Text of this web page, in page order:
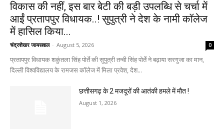
विकास की नहीं, इस बार बेटी की बड़ी उपलब्धि से चर्चा में
आईं प्रतापपुर विधायक..! सुपुत्री ने देश के नामी कॉलेज
में हासिल किया...
चंद्रशेखर जायसवाल - August 5, 2026 0
प्रतापपुर विधायक शकुंतला सिंह पोर्ते की सुपुत्री तन्वी सिंह पोर्ते ने बढ़ाया सरगुजा का मान,
दिल्ली विश्वविद्यालय के रामजस कॉलेज में मिला प्रवेश, देश...
छत्तीसगढ़ के 2 मजदूरों की आतंकी हमले में मौत !
August 1, 2026